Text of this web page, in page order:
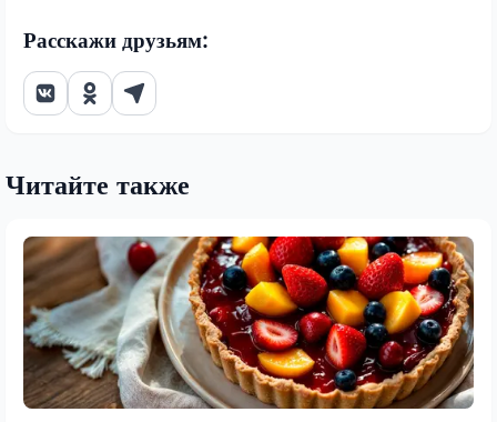
Расскажи друзьям:
Читайте также